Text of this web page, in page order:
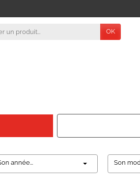
OK
année... Son